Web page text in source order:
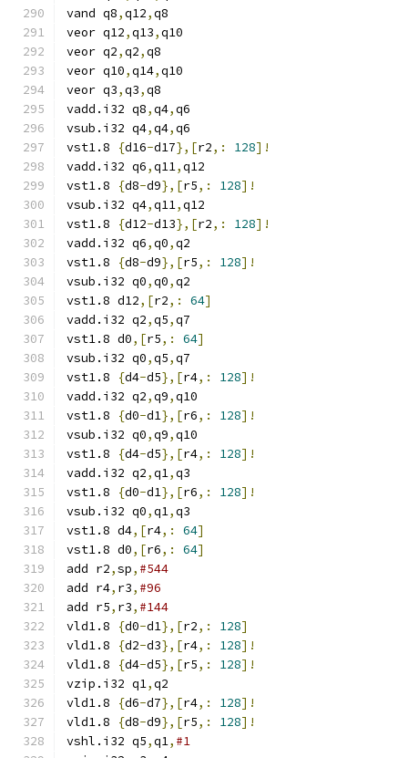
vand q8,q12,q8
veor q12,q13,q10
veor q2,q2,q8
veor q10,q14,q10
veor q3,q3,q8
vadd.i32 q8,q4,q6
vsub.i32 q4,q4,q6
vst1.8
{d16-d17},[r2,: 128]!
vadd.i32 q6,q11,q12
vst1.8
{d8-d9},[r5,: 128]!
vsub.i32 q4,q11,q12
vst1.8
{d12-d13},[r2,: 128]!
vadd.i32 q6,q0,q2
vst1.8
{d8-d9},[r5,: 128]!
vsub.i32 q0,q0,q2
vst1.8 d12,[r2,: 64]
vadd.i32 q2,q5,q7
vst1.8 d0,[r5,: 64]
vsub.i32 q0,q5,q7
vst1.8
{d4-d5},[r4,: 128]!
vadd.i32 q2,q9,q10
vst1.8
{d0-d1},[r6,: 128]!
vsub.i32 q0,q9,q10
vst1.8
{d4-d5},[r4,: 128]!
vadd.i32 q2,q1,q3
vst1.8
{d0-d1},[r6,: 128]!
vsub.i32 q0,q1,q3
vst1.8 d4,[r4,: 64]
vst1.8 d0,[r6,: 64]
add r2,sp, #544
add r4, r3, #96
add r5, r3, #144
vld1.8
{d0-d1},[r2,: 128]
vld1.8
{d2-d3},[r4,: 128]!
vld1.8
{d4-d5},[r5,: 128]!
vzip.i32 q1,q2
vld1.8
{d6-d7},[r4,: 128]!
vld1.8
{d8-d9},[r5,: 128]!
vshl.i32 q5,q1, #1